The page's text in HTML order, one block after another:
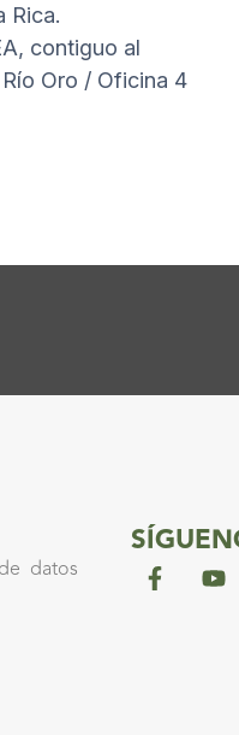
Rica.
contiguo al
Oro / Oficina 4
datos